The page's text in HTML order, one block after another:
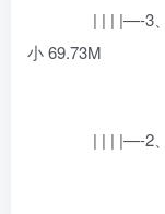
| | | |—-3、[
小 69.73M
| | | |—-2、[